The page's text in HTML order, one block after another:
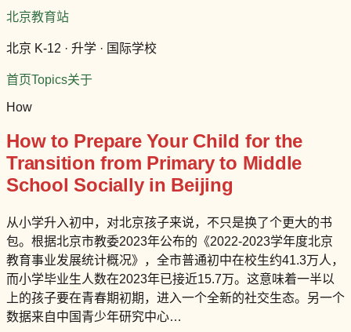
北京教育站
北京 K-12 · 升学 · 国际学校
首页Topics关于
How
How to Prepare Your Child for the
Transition from Primary to Middle
School Socially in Beijing
从小学升入初中，对北京孩子来说，不只是换了个更大的书
包。根据北京市教委2023年公布的《2022-2023学年度北京
教育事业发展统计概况》，全市普通初中在校生约41.3万人，
而小学毕业生人数在2023年已接近15.7万。这意味着一半以
上的孩子要在青春期初期，进入一个全新的社交生态。另一个
数据来自中国青少年研究中心…